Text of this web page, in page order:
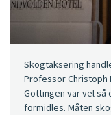
Skogtaksering
Professor Christoph
Göttingen var vel
formidles. Måten